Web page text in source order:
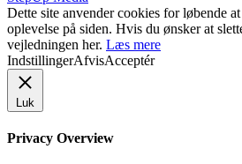
Dette site anvender cookies for løbende
oplevelse på siden. Hvis du ønsker at
vejledningen her. Læs mere
IndstillingerAfvisAcceptér
Luk
Privacy Overview